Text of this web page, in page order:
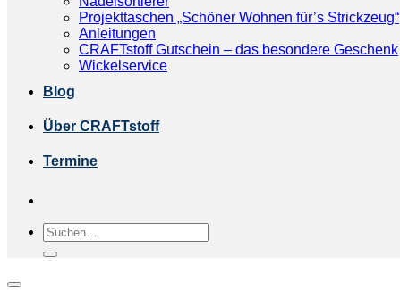
Projekttaschen „Schöner Wohnen für’s Strickzeug“
Anleitungen
CRAFTstoff Gutschein – das besondere Geschenk
Wickelservice
Blog
Über CRAFTstoff
Termine
Suchen
nach: